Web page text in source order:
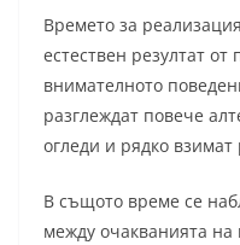
Времето за
естествен резултат
внимателното
разглеждат повече
огледи и рядко
В същото време се
между очакванията